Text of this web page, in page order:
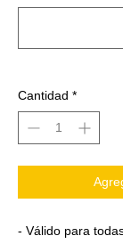
Cantidad *
- Válido para